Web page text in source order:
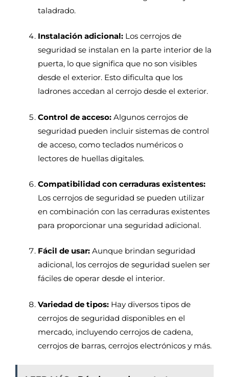
taladrado.
Instalación adicional:Los cerrojos de
seguridad se instalan en la parte interior de la
puerta, lo que significa que no son visibles
desde el exterior. Esto dificulta que los
ladrones accedan al cerrojo desde el exterior.
Control de acceso:Algunos cerrojos de
seguridad pueden incluir sistemas de control
de acceso, como teclados numéricos o
lectores de huellas digitales.
Compatibilidad con cerraduras existentes:
Los cerrojos de seguridad se pueden utilizar
en combinación con las cerraduras existentes
para proporcionar una seguridad adicional.
Fácil de usar:Aunque brindan seguridad
adicional, los cerrojos de seguridad suelen ser
fáciles de operar desde el interior.
Variedad de tipos:Hay diversos tipos de
cerrojos de seguridad disponibles en el
mercado, incluyendo cerrojos de cadena,
cerrojos de barras, cerrojos electrónicos y más.